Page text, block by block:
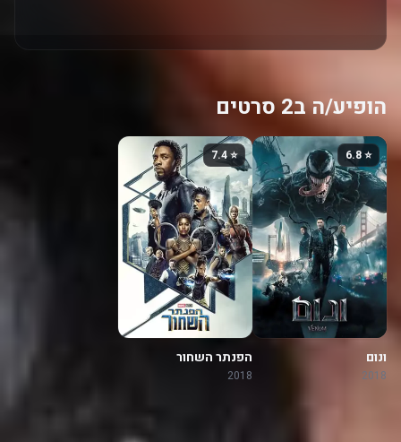
הופיע/ה ב2 סרטים
⭐ 6.8
ונום
2018
⭐ 7.4
הפנתר השחור
2018